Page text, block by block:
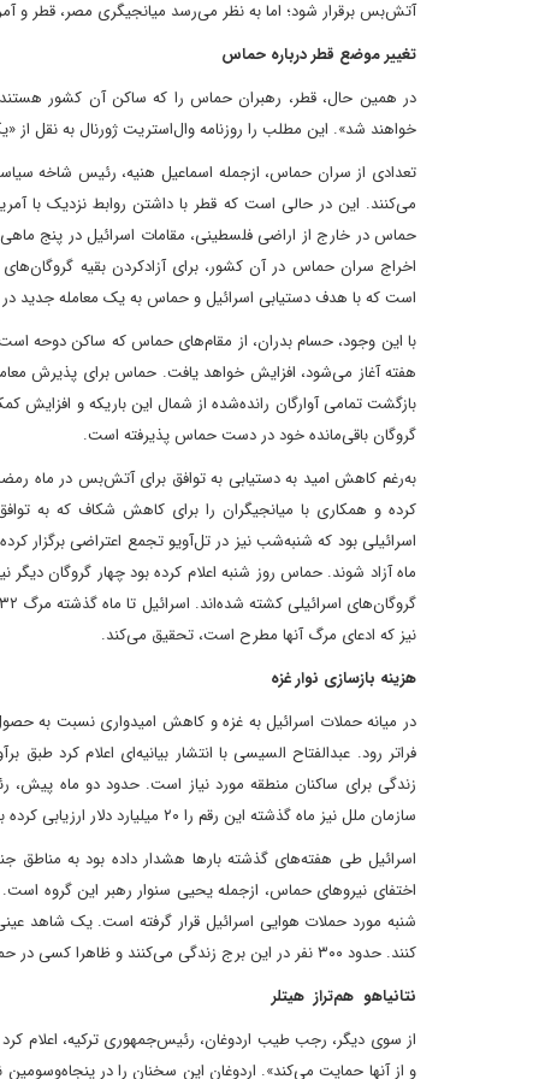
آتش‌بس برقرار شود؛ اما به نظر می‌رسد میانجیگری مصر، قطر و
تغییر موضع قطر درباره حماس
در همین حال، قطر، رهبران حماس را که ساکن آن کشور هستند،
خواهند شد». این مطلب را روزنامه وال‌استریت ژورنال به نقل
تعدادی از سران حماس، از‌جمله اسماعیل هنیه، رئیس شاخه
می‌کنند. این در حالی است که قطر با داشتن روابط نزدیک با
حماس در خارج از اراضی فلسطینی، مقامات اسرائیل در پنج
اخراج سران حماس در آن کشور، برای آزاد‌کردن بقیه
است که با هدف دستیابی اسرائیل و حماس به یک معامله جدید
با این وجود، حسام بدران، از مقام‌های حماس که ساکن دوحه
هفته آغاز می‌شود، افزایش خواهد یافت. حماس برای پذیرش
گروگان باقی‌مانده خود در دست حماس پذیرفته است.
به‌رغم کاهش امید به دستیابی به توافق برای آتش‌بس در ماه
کرده و همکاری با میانجیگران را برای کاهش شکاف که به
اسرائیلی بود که شنبه‌شب نیز در تل‌آویو تجمع اعتراضی برگزار
نیز که ادعای مرگ آنها مطرح است، تحقیق می‌کند.
هزینه بازسازی نوار غزه
سازمان ملل نیز ماه گذشته این رقم را ۲۰ میلیارد دلار ارزیابی کرده بود.
اسرائیل طی هفته‌های گذشته بارها هشدار داده بود به مناطق
شنبه مورد حملات هوایی اسرائیل قرار گرفته است. یک شاهد
کنند. حدود ۳۰۰ نفر در این برج زندگی می‌کنند و ظاهرا کسی در حملات اسرائیل به این برج کشته نشده است.
نتانیاهو هم‌تراز هیتلر
از سوی دیگر، رجب طیب اردوغان، رئیس‌جمهوری ترکیه، اعلام
و از آنها حمایت می‌کند». اردوغان این سخنان را در